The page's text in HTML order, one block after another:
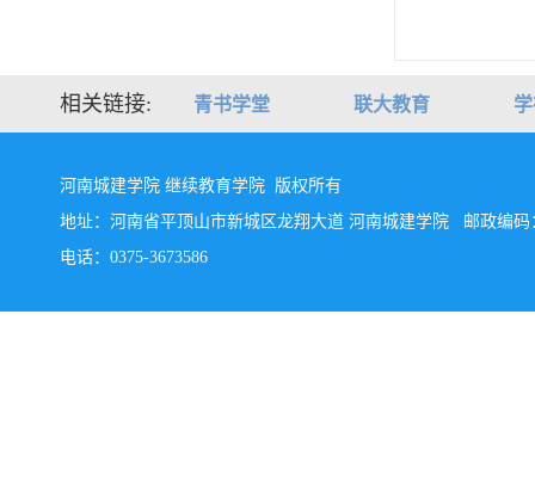
相关链接: 青书学堂 联大教育
河南城建学院 继续教育学院 版权所有
地址：河南省平顶山市新城区龙翔大道 河南城建学院 邮政编码
电话：0375-3673586